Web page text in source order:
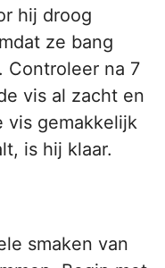
hij droog
ze bang
Controleer na 7
vis al zacht en
vis gemakkelijk
is hij klaar.
smaken van